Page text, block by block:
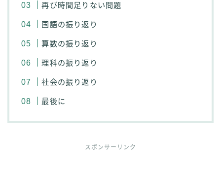
再び時間足りない問題
国語の振り返り
算数の振り返り
理科の振り返り
社会の振り返り
最後に
スポンサーリンク